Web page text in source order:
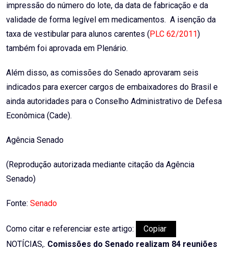
impressão do número do lote, da data de fabricação e da
validade de forma legível em medicamentos. A isenção da
taxa de vestibular para alunos carentes ( PLC 62/2011)
também foi aprovada em Plenário.
Além disso, as comissões do Senado aprovaram seis
indicados para exercer cargos de embaixadores do Brasil e
ainda autoridades para o Conselho Administrativo de Defesa
Econômica (Cade).
Agência Senado
(Reprodução autorizada mediante citação da Agência
Senado)
Fonte: Senado
Como citar e referenciar este artigo:
Copiar
NOTÍCIAS,. Comissões do Senado realizam 84 reuniões